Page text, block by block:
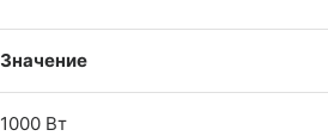
Значение
1000 Вт